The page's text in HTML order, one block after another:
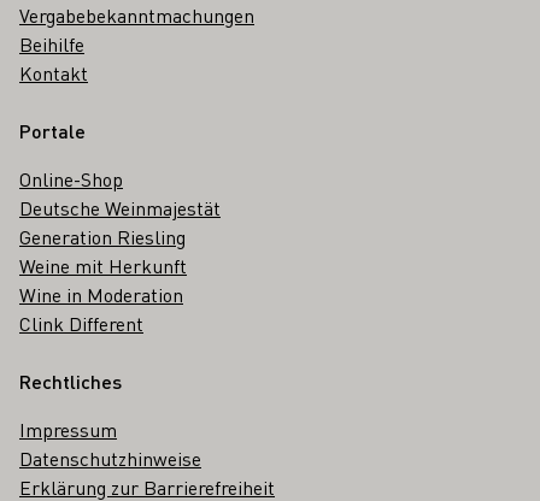
Vergabebekanntmachungen
Beihilfe
Kontakt
Portale
Online-Shop
Deutsche Weinmajestät
Generation Riesling
Weine mit Herkunft
Wine in Moderation
Clink Different
Rechtliches
Impressum
Datenschutzhinweise
Erklärung zur Barrierefreiheit